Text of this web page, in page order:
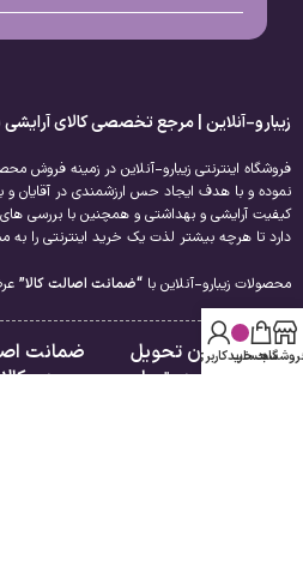
زیبارو-آنلاین | مرجع تخصصی کالای
فروشگاه اینترنتی زیبارو-آنلاین در زمینه فروش
نموده و با هدف ایجاد حس ارزشمندی در آقایان و
کیفیت آرایشی و بهداشتی و همچنین با بررسی
دارد تا هرچه بیشتر لذت یک خرید اینترنتی را
محصولات زیبارو-آنلاین با “ضمانت اصالت کالا”
امکان تحویل
فوری در تهران
ضمانت
بودن کالا
سبد خرید
حساب کاربری من